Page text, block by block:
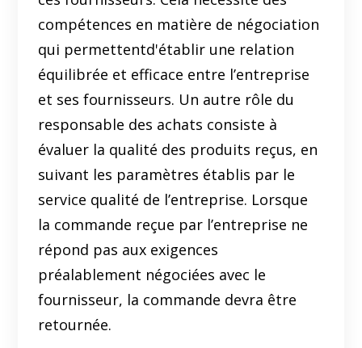
compétences en matière de négociation
qui permettentd'établir une relation
équilibrée et efficace entre l’entreprise
et ses fournisseurs. Un autre rôle du
responsable des achats consiste à
évaluer la qualité des produits reçus, en
suivant les paramètres établis par le
service qualité de l’entreprise. Lorsque
la commande reçue par l’entreprise ne
répond pas aux exigences
préalablement négociées avec le
fournisseur, la commande devra être
retournée.